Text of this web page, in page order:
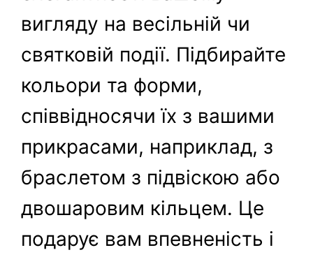
вигляду на весільній чи
святковій події. Підбирайте
кольори та форми,
співвідносячи їх з вашими
прикрасами, наприклад, з
браслетом з підвіскою або
двошаровим кільцем. Це
подарує вам впевненість і